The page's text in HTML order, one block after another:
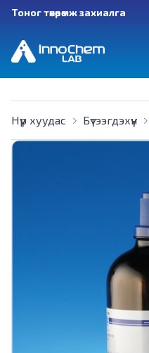
Тоног төхөөрөмж захиалга
Нүүр хуудас Бүтээгдэхүүн